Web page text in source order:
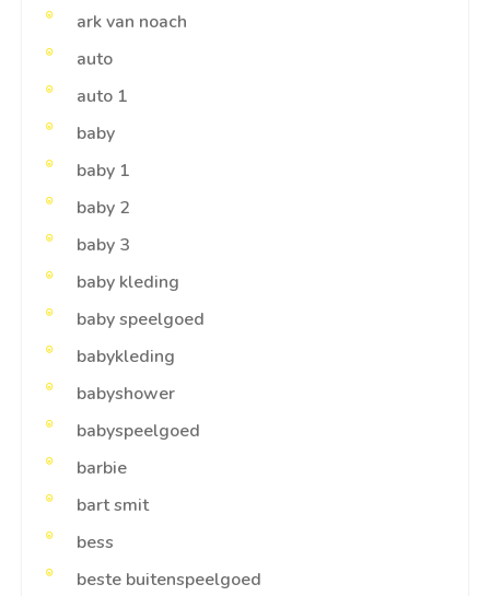
ark van noach
auto
auto 1
baby
baby 1
baby 2
baby 3
baby kleding
baby speelgoed
babykleding
babyshower
babyspeelgoed
barbie
bart smit
bess
beste buitenspeelgoed